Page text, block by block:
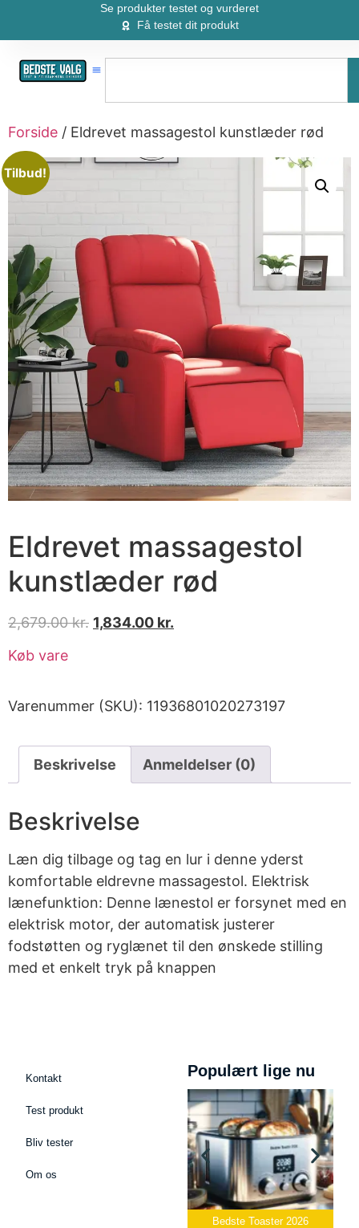
Se produkter testet og vurderet
Få testet dit produkt
Forside / Eldrevet massagestol kunstlæder rød
Tilbud!
Eldrevet massagestol
kunstlæder rød
2,679.00kr. 1,834.00 kr.
Køb vare
Varenummer (SKU): 11936801020273197
Beskrivelse Anmeldelser (0)
Beskrivelse
Læn dig tilbage og tag en lur i denne yderst
komfortable eldrevne massagestol. Elektrisk
lænefunktion: Denne lænestol er forsynet med en
elektrisk motor, der automatisk justerer
fodstøtten og ryglænet til den ønskede stilling
med et enkelt tryk på knappen
Kontakt
Test produkt
Bliv tester
Om os
Populært lige nu
Bedste Toaster 2026